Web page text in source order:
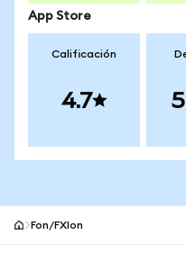
App Store
Calificación
4.7
Fon/FXIon